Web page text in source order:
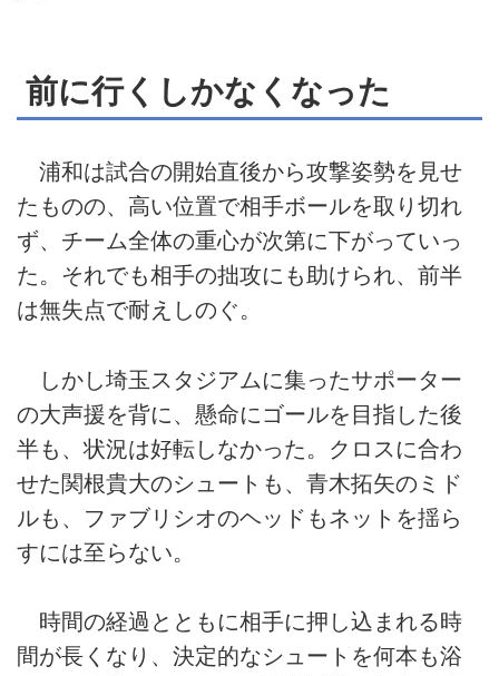
前に行くしかなくなった
浦和は試合の開始直後から攻撃姿勢を見せ
たものの、高い位置で相手ボールを取り切れ
ず、チーム全体の重心が次第に下がっていっ
た。それでも相手の拙攻にも助けられ、前半
は無失点で耐えしのぐ。
しかし埼玉スタジアムに集ったサポーター
の大声援を背に、懸命にゴールを目指した後
半も、状況は好転しなかった。クロスに合わ
せた関根貴大のシュートも、青木拓矢のミド
ルも、ファブリシオのヘッドもネットを揺ら
すには至らない。
時間の経過とともに相手に押し込まれる時
間が長くなり、決定的なシュートを何本も浴